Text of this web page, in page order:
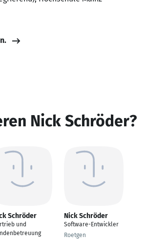
Nick Schröder?
Schröder
und
Nick Schröder
Software-Entwickler
Roetgen